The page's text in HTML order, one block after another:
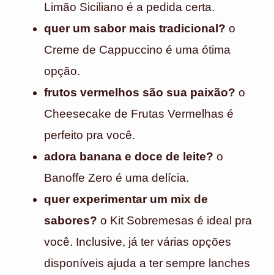
Limão Siciliano é a pedida certa.
quer um sabor mais tradicional? o
Creme de Cappuccino é uma ótima
opção.
frutos vermelhos são sua paixão? o
Cheesecake de Frutas Vermelhas é
perfeito pra você.
adora banana e doce de leite? o
Banoffe Zero é uma delícia.
quer experimentar um mix de
sabores? o Kit Sobremesas é ideal pra
você. Inclusive, já ter várias opções
disponíveis ajuda a ter sempre lanches